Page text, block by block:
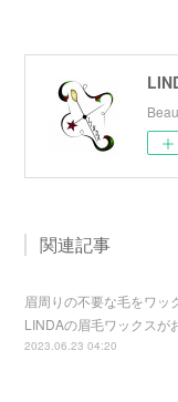
関連記事
眉周りの不要な毛をワッ
LINDAの眉毛ワックス
2023.06.23 04:20